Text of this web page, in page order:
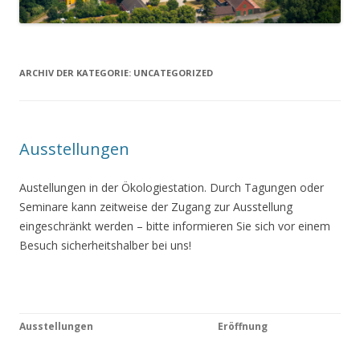
ARCHIV DER KATEGORIE: UNCATEGORIZED
Ausstellungen
Austellungen in der Ökologiestation. Durch Tagungen oder
Seminare kann zeitweise der Zugang zur Ausstellung
eingeschränkt werden – bitte informieren Sie sich vor einem
Besuch sicherheitshalber bei uns!
Ausstellungen Eröffnung